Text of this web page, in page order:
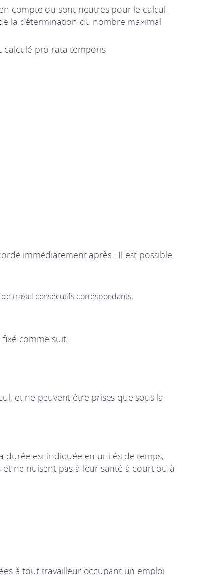
compte ou sont neutres pour le calcul
la détermination du nombre maximal
calculé pro rata temporis
immédiatement après : Il est possible
travail consécutifs correspondants,
comme suit:
et ne peuvent être prises que sous la
durée est indiquée en unités de temps,
ne nuisent pas à leur santé à court ou à
à tout travailleur occupant un emploi